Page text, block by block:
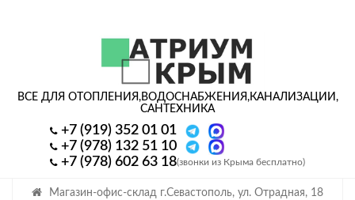
Магазин-офис-склад г.Севастополь, ул. Отрадная, 18
ВСЕ ДЛЯ ОТОПЛЕНИЯ,ВОДОСНАБЖЕНИЯ,КАНАЛИЗАЦИИ,
САНТЕХНИКА
+7 (919) 352 01 01
+7 (978) 132 51 10
+7 (978) 602 63 18(звонки из Крыма бесплатно)